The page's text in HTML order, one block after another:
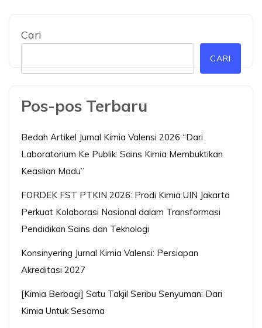
Cari
CARI
Pos-pos Terbaru
Bedah Artikel Jurnal Kimia Valensi 2026 “Dari
Laboratorium Ke Publik: Sains Kimia Membuktikan
Keaslian Madu”
FORDEK FST PTKIN 2026: Prodi Kimia UIN Jakarta
Perkuat Kolaborasi Nasional dalam Transformasi
Pendidikan Sains dan Teknologi
Konsinyering Jurnal Kimia Valensi: Persiapan
Akreditasi 2027
[Kimia Berbagi] Satu Takjil Seribu Senyuman: Dari
Kimia Untuk Sesama